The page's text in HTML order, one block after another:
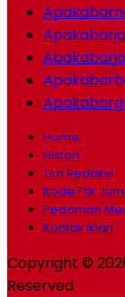
Home
Histori
Tim Redaksi
Kode Etik
Pedoman
Kontak Iklan
Copyright ©
Reserved